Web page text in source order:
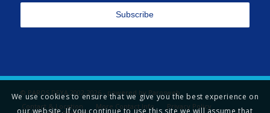
© PAROS DEYA 2002-2026 - powered by Parosweb
Contact & Location
More Contact Info Privacy Policy
We use cookies to ensure that we give you the best experience on